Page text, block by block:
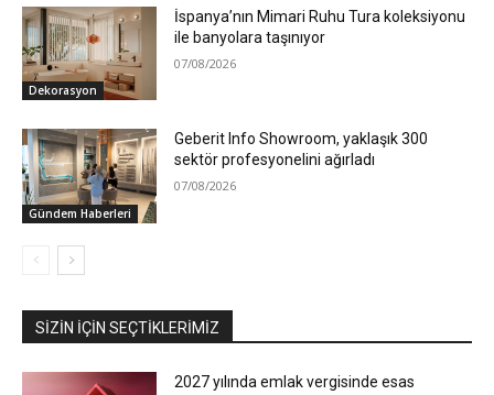
Dekorasyon
İspanya’nın Mimari Ruhu Tura koleksiyonu
ile banyolara taşınıyor
07/08/2026
Gündem Haberleri
Geberit Info Showroom, yaklaşık 300
sektör profesyonelini ağırladı
07/08/2026
SIZIN İÇIN SEÇTIKLERIMIZ
2027 yılında emlak vergisinde esas